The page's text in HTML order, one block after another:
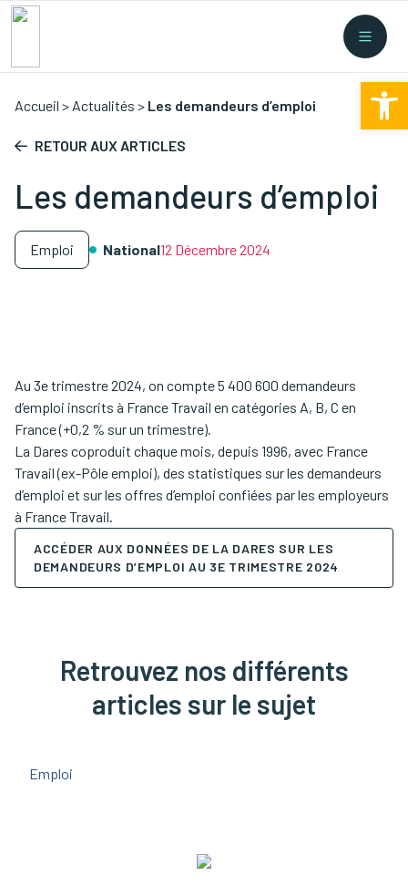
Collectes Nouvelles législations/
Accueil > Actualités > Les demandeurs d’emploi
RETOUR AUX ARTICLES
Les demandeurs d’emploi
Emploi National12 Décembre 2024
Au 3e trimestre 2024, on compte 5 400 600 demandeurs
d’emploi inscrits à France Travail en catégories A, B, C en
France (+0,2 % sur un trimestre).
La Dares coproduit chaque mois, depuis 1996, avec France
Travail (ex-Pôle emploi), des statistiques sur les demandeurs
d’emploi et sur les offres d’emploi confiées par les employeurs
à France Travail.
ACCÉDER AUX DONNÉES DE LA DARES SUR LES
DEMANDEURS D’EMPLOI AU 3E TRIMESTRE 2024
Retrouvez nos différents
articles sur le sujet
Emploi